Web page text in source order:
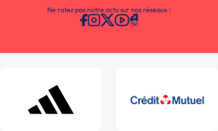
Ne ratez pas notre actu sur nos réseaux :